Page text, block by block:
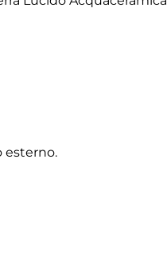
esterno.